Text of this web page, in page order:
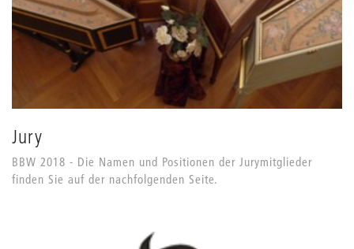
Jury
BBW 2018 - Die Namen und Positionen der Jurymitglieder
finden Sie auf der nachfolgenden Seite.